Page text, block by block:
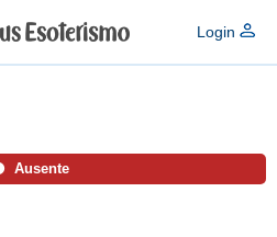
Login
Ausente